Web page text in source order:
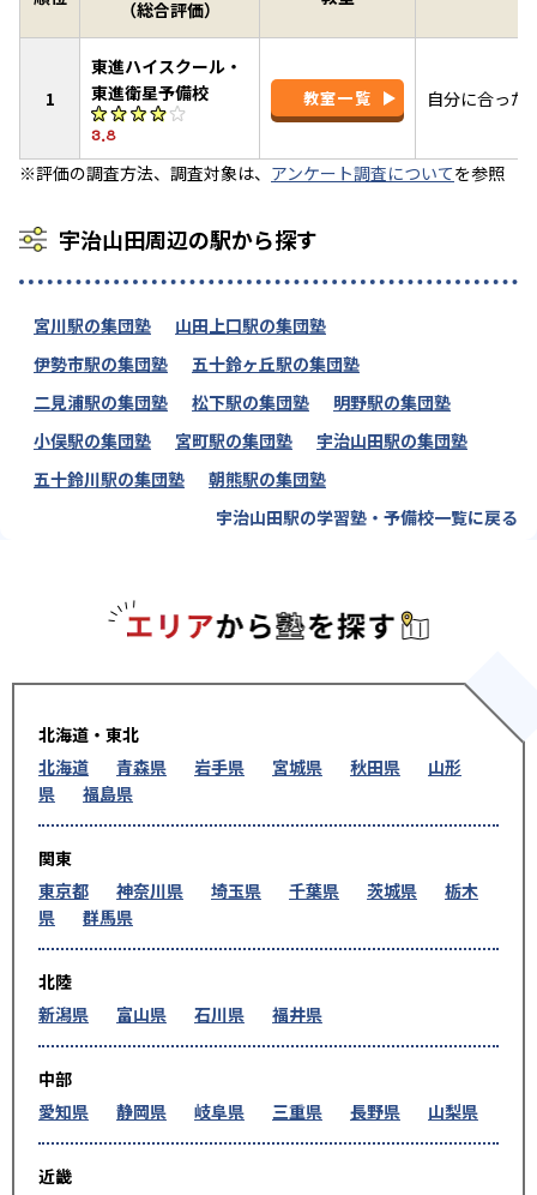
（総合評価）
1
東進ハイスクール・
東進衛星予備校
3.8
教室一覧 自分に合った
※評価の調査方法、調査対象は、 アンケート調査についてを参照
宇治山田周辺の駅から探す
宮川駅の集団塾
山田上口駅の集団塾
伊勢市駅の集団塾
五十鈴ヶ丘駅の集団塾
二見浦駅の集団塾
松下駅の集団塾
明野駅の集団塾
小俣駅の集団塾
宮町駅の集団塾
宇治山田駅の集団塾
五十鈴川駅の集団塾
朝熊駅の集団塾
宇治山田駅の学習塾・予備校一覧に戻る
北海道・東北
北海道
青森県 岩手県 宮城県 秋田県
山形
県
福島県
関東
東京都
神奈川県 埼玉県 千葉県 茨城県
栃木
県
群馬県
北陸
新潟県
富山県 石川県 福井県
中部
愛知県
静岡県 岐阜県 三重県 長野県 山梨県
近畿